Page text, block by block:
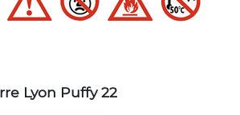
Lyon Puffy 22